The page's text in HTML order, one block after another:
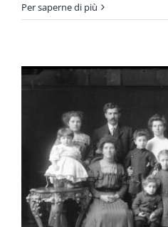
Per saperne di più